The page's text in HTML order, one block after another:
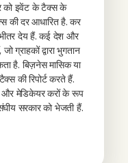
को इवेंट के टैक्स के
की दर आधारित है. कर
देय हैं. कई देश और
ग्राहकों द्वारा भुगतान
है. बिज़नेस मासिक या
की रिपोर्ट करते हैं.
और मेडिकेयर करों के रूप
सरकार को भेजती हैं.